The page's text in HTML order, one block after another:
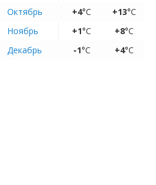
Октябрь
+4°C +13°C
Ноябрь
+1°C +8°C
Декабрь
-1°C +4°C